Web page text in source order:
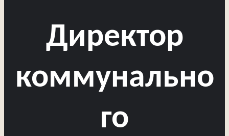
Директор
коммунально
го